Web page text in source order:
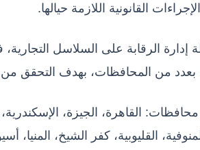
القانونية اللازمة حيالها.
بعدد من المحافظات، بهدف التحقق من
القاهرة، الجيزة،
القليوبية، كفر الشيخ، المنيا،